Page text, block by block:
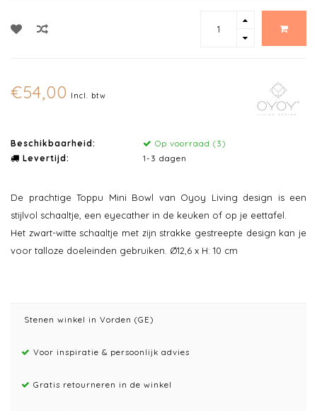
€54,00 Incl. btw
Beschikbaarheid:
Op voorraad (3)
Levertijd:
1-3 dagen
De prachtige Toppu Mini Bowl van Oyoy Living design is een
stijlvol schaaltje, een eyecather in de keuken of op je eettafel.
Het zwart-witte schaaltje met zijn strakke gestreepte design kan je
voor talloze doeleinden gebruiken. Ø12,6 x H: 10 cm
Stenen winkel in Vorden (GE)
Voor inspiratie & persoonlijk advies
Gratis retourneren in de winkel